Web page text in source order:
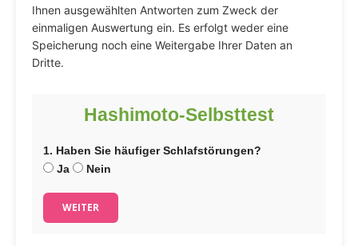
Ihnen ausgewählten Antworten zum Zweck der
einmaligen Auswertung ein. Es erfolgt weder eine
Speicherung noch eine Weitergabe Ihrer Daten an
Dritte.
Hashimoto-Selbsttest
1. Haben Sie häufiger Schlafstörungen?
Ja
Nein
WEITER